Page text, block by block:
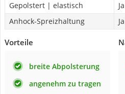
Gepolstert | elastisch
Anhock-Spreizhaltung
Ja
Vorteile
breite Abpolsterung
angenehm zu tragen